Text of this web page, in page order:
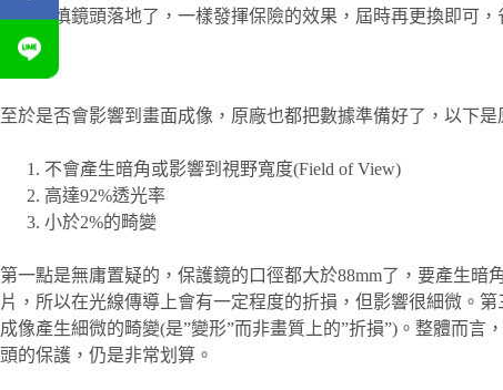
哪天不慎鏡頭落地了，一樣發揮保險的效果，屆時再更換即可，
至於是否會影響到畫面成像，原廠也都把數據準備好了，以下是
不會產生暗角或影響到視野寬度(Field of View)
高達92%透光率
小於2%的畸變
第一點是無庸置疑的，保護鏡的口徑都大於88mm了，要產生
片，所以在光線傳導上會有一定程度的折損，但影響很細微。
成像產生細微的畸變(是”變形”而非畫質上的”折損”)。整體而
頭的保護，仍是非常划算。